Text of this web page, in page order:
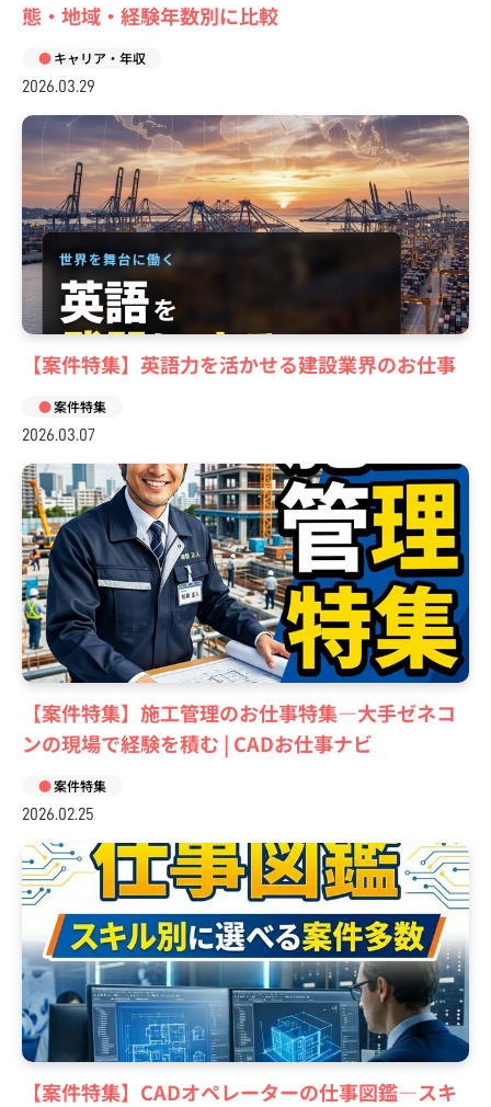
態・地域・経験年数別に比較
キャリア・年収
2026.03.29
【案件特集】英語力を活かせる建設業界のお仕事
案件特集
2026.03.07
【案件特集】施工管理のお仕事特集―大手ゼネコ
ンの現場で経験を積む | CADお仕事ナビ
案件特集
2026.02.25
【案件特集】CADオペレーターの仕事図鑑―スキ